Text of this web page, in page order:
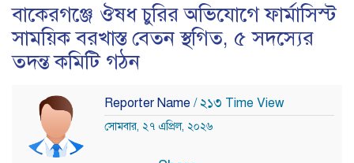
বাকেরগঞ্জে ঔষধ চুরির অভিযোগে ফার্মাসিস্ট
সাময়িক বরখাস্ত বেতন স্থগিত, ৫ সদস্যের
তদন্ত কমিটি গঠন
Reporter Name / ২১৩ Time View
সোমবার, ২৭ এপ্রিল, ২০২৬